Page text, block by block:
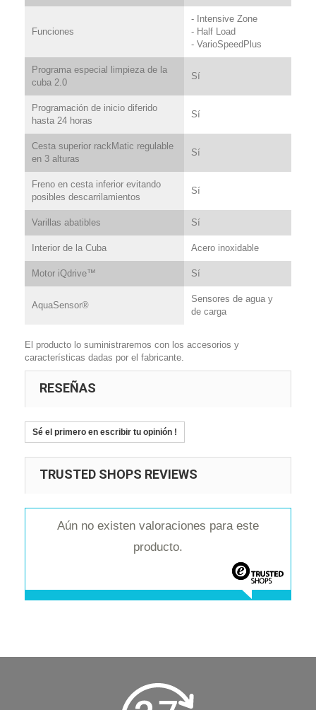
Funciones
- Intensive Zone
- Half Load
- VarioSpeedPlus
Programa especial limpieza de la
cuba 2.0
Sí
Programación de inicio diferido
hasta 24 horas
Sí
Cesta superior rackMatic regulable
en 3 alturas
Sí
Freno en cesta inferior evitando
posibles descarrilamientos
Sí
Varillas abatibles Sí
Interior de la Cuba Acero inoxidable
Motor iQdrive™ Sí
AquaSensor®
Sensores de agua y
de carga
El producto lo suministraremos con los accesorios y
características dadas por el fabricante.
RESEÑAS
Sé el primero en escribir tu opinión !
TRUSTED SHOPS REVIEWS
Aún no existen valoraciones para este
producto.